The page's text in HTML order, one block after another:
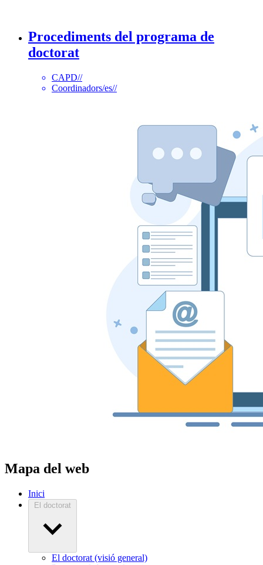
Procediments del programa de
doctorat
CAPD//
Coordinadors/es//
Mapa del web
Inici
El doctorat
El doctorat (visió general)